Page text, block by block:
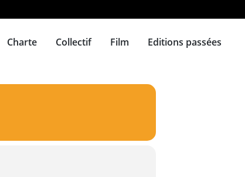
Charte Collectif Film Editions passées